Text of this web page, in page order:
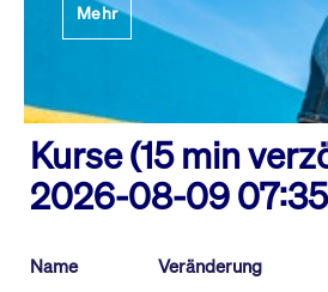
Mehr
Kurse (15 min
2026-08-09
Name Veränderung